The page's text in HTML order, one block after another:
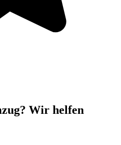
Wir helfen